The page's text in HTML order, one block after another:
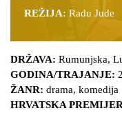
REŽIJA: Radu Jude
DRŽAVA: Rumunjska,
GODINA/TRAJANJE:
ŽANR: drama, komedija
HRVATSKA